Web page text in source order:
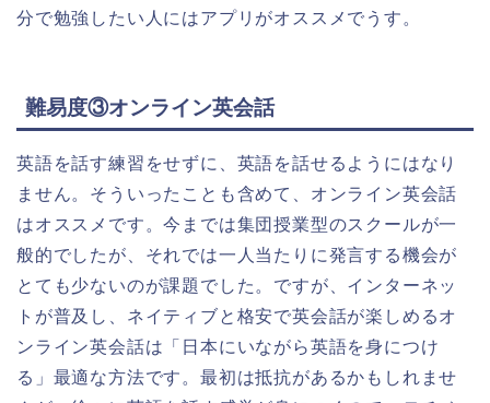
分で勉強したい人にはアプリがオススメでうす。
難易度③オンライン英会話
英語を話す練習をせずに、英語を話せるようにはなり
ません。そういったことも含めて、オンライン英会話
はオススメです。今までは集団授業型のスクールが一
般的でしたが、それでは一人当たりに発言する機会が
とても少ないのが課題でした。ですが、インターネッ
トが普及し、ネイティブと格安で英会話が楽しめるオ
ンライン英会話は「日本にいながら英語を身につけ
る」最適な方法です。最初は抵抗があるかもしれませ